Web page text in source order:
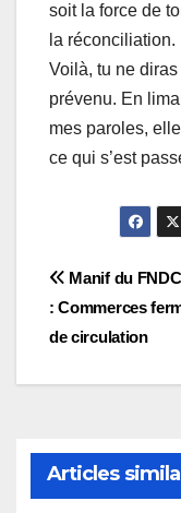
soit la force de
la réconciliation.
Voilà, tu ne
prévenu. En
mes paroles,
ce qui s’est
de
l’article
Manif du
: Commerces
de circulation
Articles